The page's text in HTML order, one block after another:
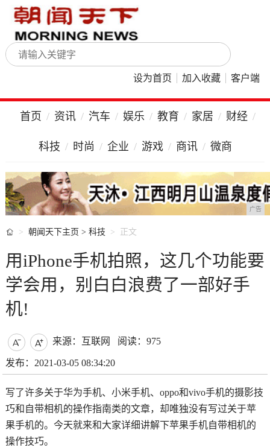
设为首页 加入收藏 客户端
首页 资讯 汽车 娱乐 教育 家居 财经
科技 时尚 企业 游戏 商讯 微商
广告
 朝闻天下主页 > 科技 正文
用iPhone手机拍照，这几个功能要
学会用，别白白浪费了一部好手
机!
  来源：互联网 阅读：975
发布：2021-03-05 08:34:20
写了许多关于华为手机、小米手机、oppo和vivo手机的摄影技
巧和自带相机的操作指南类的文章，却唯独没有写过关于苹
果手机的。今天就来和大家详细讲解下苹果手机自带相机的
操作技巧。